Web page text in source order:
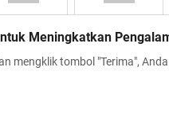
Meningkatkan
mengklik tombol "Terima",